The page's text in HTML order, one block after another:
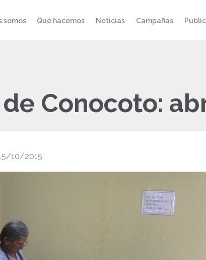
somos Qué hacemos Noticias Campañas
Conocoto:
10/2015